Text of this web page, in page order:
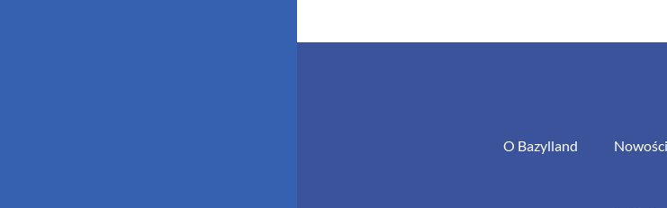
O Bazylland Nowości